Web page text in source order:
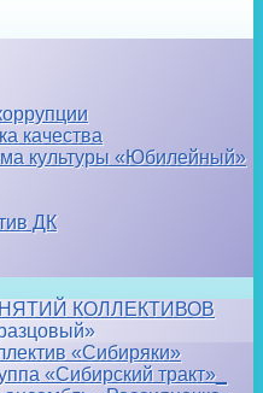
качества
культуры «Юбилейный»
ДК
КОЛЛЕКТИВОВ
«Сибиряки»
«Сибирский тракт»_